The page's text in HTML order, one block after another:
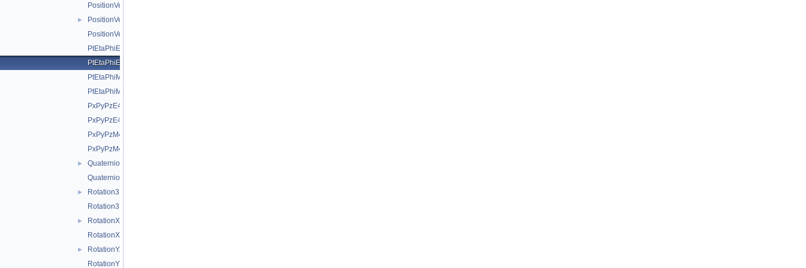
PositionVector2Dfwd.h
►
PositionVector3D.h
PositionVector3Dfwd.h
PtEtaPhiE4D.h
PtEtaPhiE4Dfwd.h
PtEtaPhiM4D.h
PtEtaPhiM4Dfwd.h
PxPyPzE4D.h
PxPyPzE4Dfwd.h
PxPyPzM4D.h
PxPyPzM4Dfwd.h
►
Quaternion.h
Quaternionfwd.h
►
Rotation3D.h
Rotation3Dfwd.h
►
RotationX.h
RotationXfwd.h
►
RotationY.h
RotationYfwd.h